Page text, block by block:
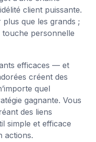
client puissante.
plus que les grands ;
touche personnelle
efficaces — et
créent des
quel
gagnante. Vous
des liens
simple et efficace
actions.